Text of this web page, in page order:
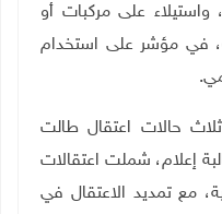
واستيلاء على مركبات أو
في مؤشر على استخدام
.
حالات اعتقال طالت
إعلام، شملت اعتقالات
مع تمديد الاعتقال في